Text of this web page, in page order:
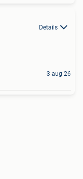
Details
3 aug 26